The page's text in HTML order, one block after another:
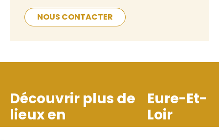
NOUS CONTACTER
Découvrir plus de
lieux en
Eure-Et-
Loir